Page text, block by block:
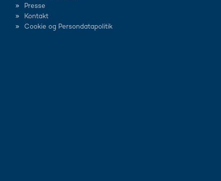
Presse
Kontakt
Cookie og Persondatapolitik